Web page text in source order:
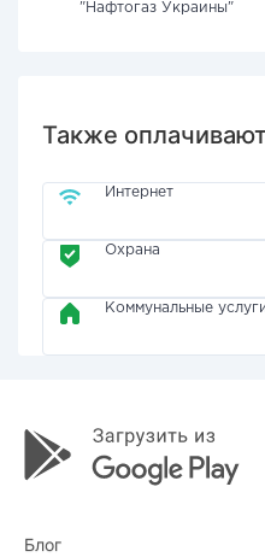
"Нафтогаз Украины"
Также
Интернет
Охрана
Коммунальные
Блог